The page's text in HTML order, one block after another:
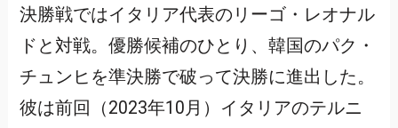
決勝戦ではイタリア代表のリーゴ・レオナル
ドと対戦。優勝候補のひとり、韓国のパク・
チュンヒを準決勝で破って決勝に進出した。
彼は前回（2023年10月）イタリアのテルニ